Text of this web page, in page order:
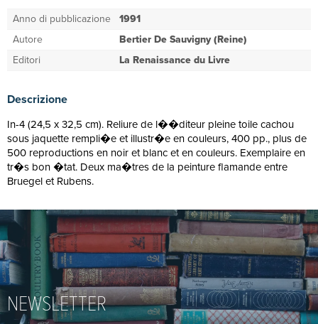
Anno di pubblicazione 1991
Autore
Bertier De Sauvigny (Reine)
Editori
La Renaissance du Livre
Descrizione
In-4 (24,5 x 32,5 cm). Reliure de l��diteur pleine toile cachou
sous jaquette rempli�e et illustr�e en couleurs, 400 pp., plus de
500 reproductions en noir et blanc et en couleurs. Exemplaire en
tr�s bon �tat. Deux ma�tres de la peinture flamande entre
Bruegel et Rubens.
NEWSLETTER